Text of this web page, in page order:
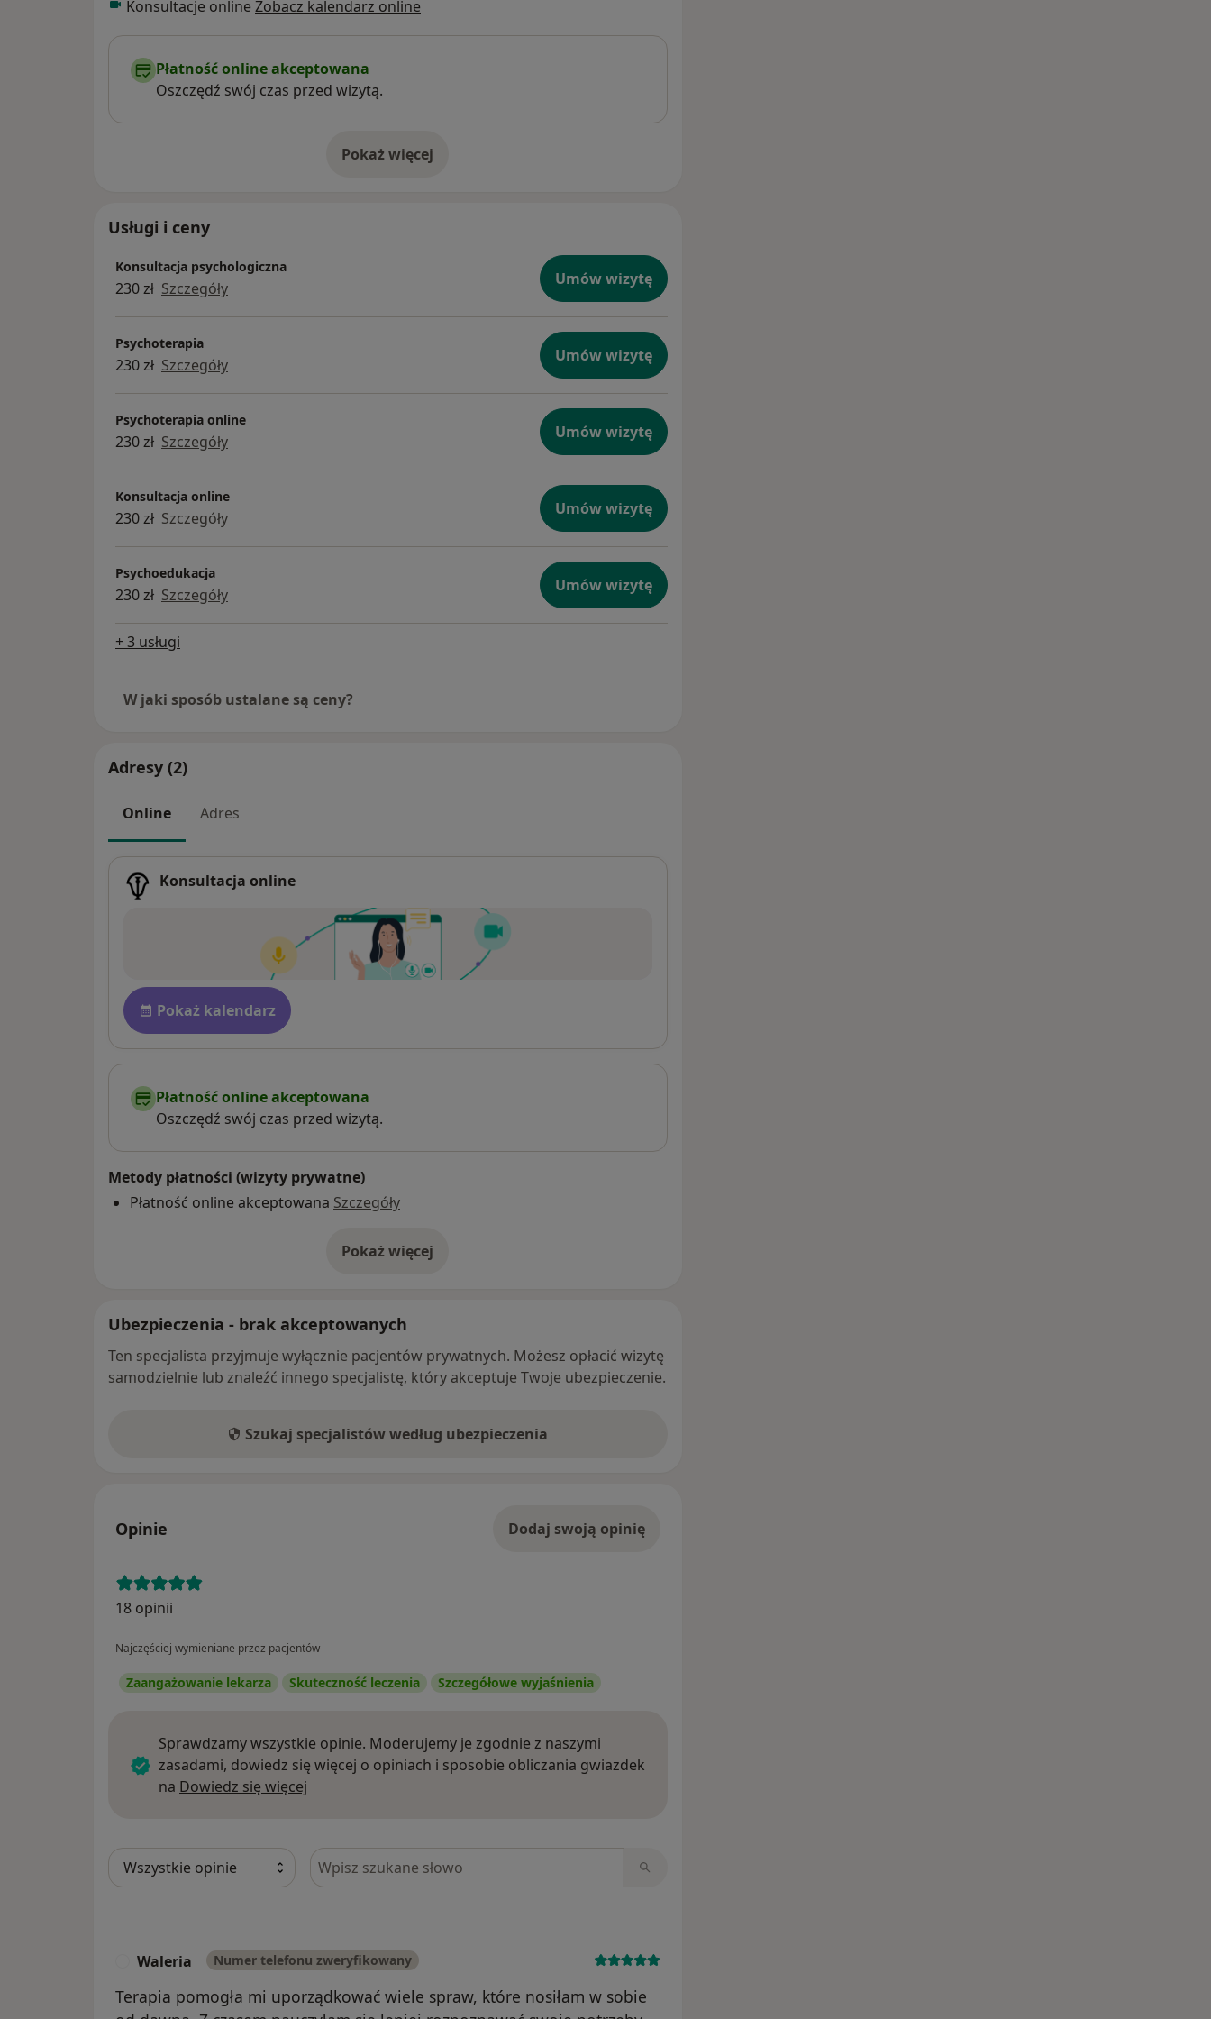
Konsultacje online Zobacz kalendarz online
Płatność online akceptowana
Oszczędź swój czas przed wizytą.
Pokaż więcejo doświadczeniu
Usługi i ceny
Konsultacja psychologiczna
230 zł Szczegóły Umów wizytę
Psychoterapia
230 zł Szczegóły Umów wizytę
Psychoterapia online
230 zł Szczegóły Umów wizytę
Konsultacja online
230 zł Szczegóły Umów wizytę
Psychoedukacja
230 zł Szczegóły Umów wizytę
+ 3 usługi
W jaki sposób ustalane są ceny?
Adresy (2)
Online Adres
Konsultacja online
Dostępność
Pokaż kalendarz
Płatność online akceptowana
Oszczędź swój czas przed wizytą.
Metody płatności (wizyty prywatne)
Płatność online akceptowana Szczegóły
Pokaż więcej
o adresie
Ubezpieczenia - brak akceptowanych
Ten specjalista przyjmuje wyłącznie pacjentów prywatnych. Możesz opłacić wizytę
samodzielnie lub znaleźć innego specjalistę, który akceptuje Twoje ubezpieczenie.
Szukaj specjalistów według ubezpieczenia
Opinie Dodaj swoją opinię
18 opinii
Najczęściej wymieniane przez pacjentów
Zaangażowanie lekarza Skuteczność leczenia Szczegółowe wyjaśnienia
Sprawdzamy wszystkie opinie. Moderujemy je zgodnie z naszymi
zasadami, dowiedz się więcej o opiniach i sposobie obliczania gwiazdek
na Dowiedz się więcej
Szukaj w opiniach
Waleria Numer telefonu zweryfikowany
Terapia pomogła mi uporządkować wiele spraw, które nosiłam w sobie